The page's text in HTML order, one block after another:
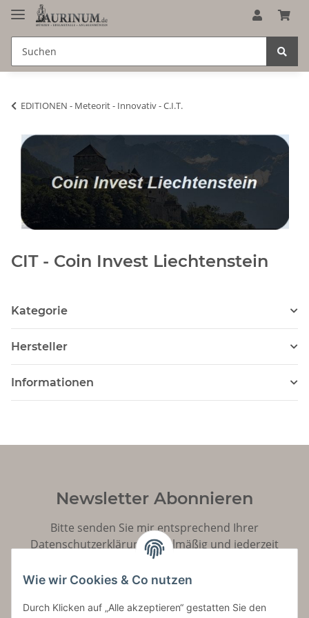
EDITIONEN - Meteorit - Innovativ - C.I.T.
CIT - Coin Invest Liechtenstein
Kategorie
Hersteller
Informationen
Newsletter Abonnieren
Bitte senden Sie mir entsprechend Ihrer
Datenschutzerklärungregelmäßig und jederzeit
widerruflich Informationen zu Ihrem Produktsortiment
per E-Mail zu.
Abonnieren
Wie wir Cookies & Co nutzen
Durch Klicken auf „Alle akzeptieren“ gestatten Sie den